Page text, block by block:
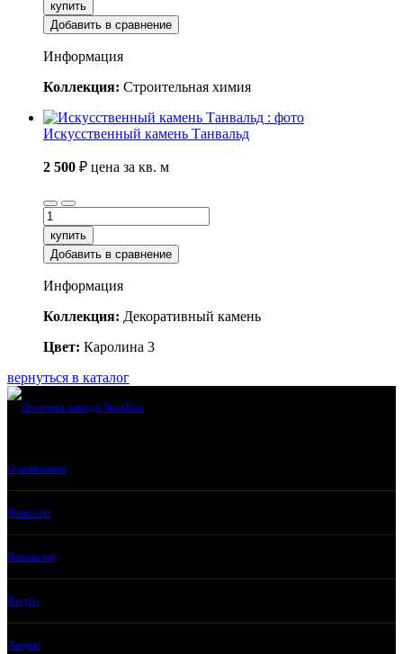
купить
Добавить в сравнение
Информация
Коллекция: Строительная химия
Искусственный камень Танвальд
2 500 ₽ цена за кв. м
купить
Добавить в сравнение
Информация
Коллекция: Декоративный камень
Цвет: Каролина 3
вернуться в каталог
О компании
Новости
Вакансии
Видео
Акции